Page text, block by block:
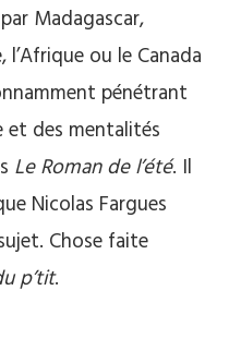
Madagascar,
l’Afrique ou le Canada
pénétrant
et des mentalités
Le Roman de l’été. Il
Nicolas Fargues
Chose faite
p’tit.